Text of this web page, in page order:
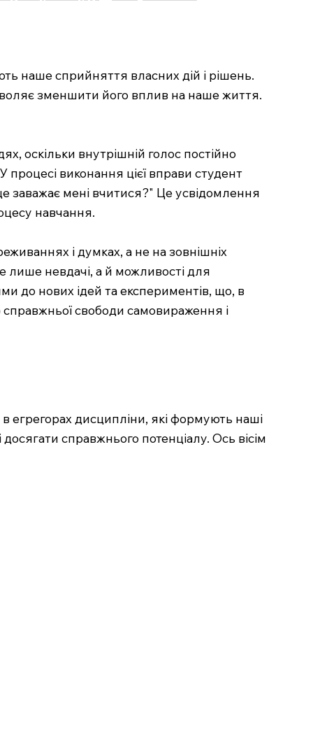
наше сприйняття власних дій і рішень.
зменшити його вплив на наше життя.
оскільки внутрішній голос постійно
виконання цієї вправи студент
заважає мені вчитися?" Це усвідомлення
навчання.
і думках, а не на зовнішніх
лише невдачі, а й можливості для
до нових ідей та експериментів, що, в
свободи самовираження і
дисципліни, які формують наші
справжнього потенціалу. Ось вісім